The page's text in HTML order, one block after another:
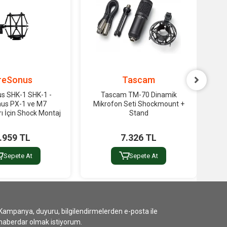
SHK-1 SHK-1 -
PX-1 ve M7
İçin Shock Montaj
TL
Sepete At
Tascam
Tascam TM-70 Dinamik
Mikrofon Seti Shockmount +
Stand
7.326 TL
Sepete At
duyuru, bilgilendirmelerden e-posta ile
olmak istiyorum.